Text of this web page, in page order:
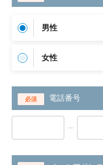
男性
女性
必須 電話番号